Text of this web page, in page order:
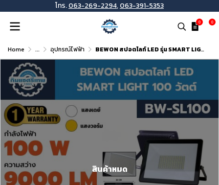
โทร.063-269-2294,063-391-5353
0 0
Home ... อุปกรณ์ไฟฟ้า BEWON สปอตไลท์ LED รุ่น SMART LIGHT 10W ถึง 200W มีทั้งแสงขาวและแสงวอร์ม
สินค้าหมด